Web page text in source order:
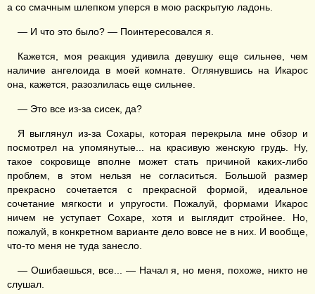
а со смачным шлепком уперся в мою раскрытую ладонь.
— И что это было? — Поинтересовался я.
Кажется, моя реакция удивила девушку еще сильнее, чем
наличие ангелоида в моей комнате. Оглянувшись на Икарос
она, кажется, разозлилась еще сильнее.
— Это все из-за сисек, да?
Я выглянул из-за Сохары, которая перекрыла мне обзор и
посмотрел на упомянутые... на красивую женскую грудь. Ну,
такое сокровище вполне может стать причиной каких-либо
проблем, в этом нельзя не согласиться. Большой размер
прекрасно сочетается с прекрасной формой, идеальное
сочетание мягкости и упругости. Пожалуй, формами Икарос
ничем не уступает Сохаре, хотя и выглядит стройнее. Но,
пожалуй, в конкретном варианте дело вовсе не в них. И вообще,
что-то меня не туда занесло.
— Ошибаешься, все... — Начал я, но меня, похоже, никто не
слушал.